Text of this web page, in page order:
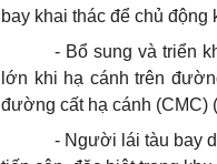
bay khai thác để chủ động
- Bổ sung và triển
lớn khi hạ cánh trên
đường cất hạ cánh (CMC)
- Người lái tàu bay